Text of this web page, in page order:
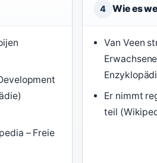
– Freie
4 Wie es
Van Veen
Er nimmt
teil